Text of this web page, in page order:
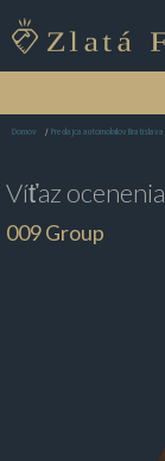
Domov Predajca automobilov Bratislava
Víťaz ocenenia
009 Group